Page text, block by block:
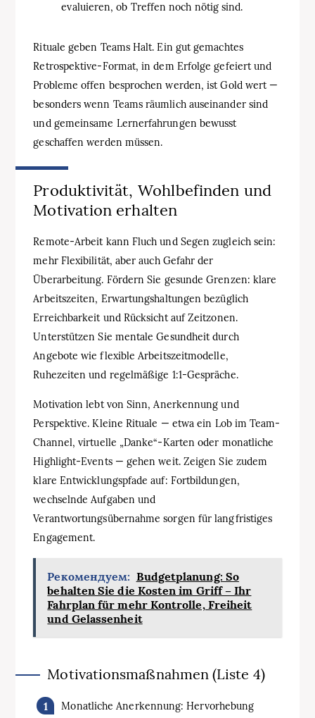
evaluieren, ob Treffen noch nötig sind.
Rituale geben Teams Halt. Ein gut gemachtes
Retrospektive-Format, in dem Erfolge gefeiert und
Probleme offen besprochen werden, ist Gold wert —
besonders wenn Teams räumlich auseinander sind
und gemeinsame Lernerfahrungen bewusst
geschaffen werden müssen.
Produktivität, Wohlbefinden und
Motivation erhalten
Remote-Arbeit kann Fluch und Segen zugleich sein:
mehr Flexibilität, aber auch Gefahr der
Überarbeitung. Fördern Sie gesunde Grenzen: klare
Arbeitszeiten, Erwartungshaltungen bezüglich
Erreichbarkeit und Rücksicht auf Zeitzonen.
Unterstützen Sie mentale Gesundheit durch
Angebote wie flexible Arbeitszeitmodelle,
Ruhezeiten und regelmäßige 1:1-Gespräche.
Motivation lebt von Sinn, Anerkennung und
Perspektive. Kleine Rituale — etwa ein Lob im Team-
Channel, virtuelle „Danke“-Karten oder monatliche
Highlight-Events — gehen weit. Zeigen Sie zudem
klare Entwicklungspfade auf: Fortbildungen,
wechselnde Aufgaben und
Verantwortungsübernahme sorgen für langfristiges
Engagement.
Рекомендуем: Budgetplanung: So
behalten Sie die Kosten im Griff – Ihr
Fahrplan für mehr Kontrolle, Freiheit
und Gelassenheit
Motivationsmaßnahmen (Liste 4)
Monatliche Anerkennung: Hervorhebung